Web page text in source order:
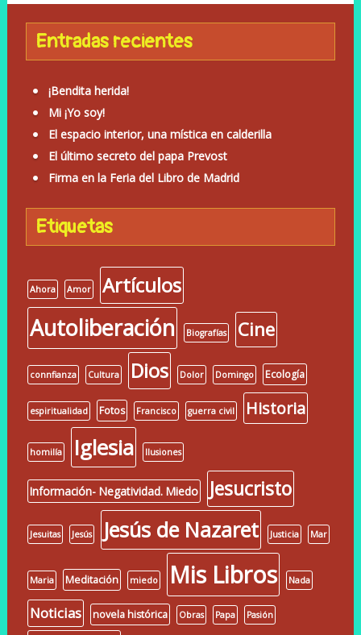
Entradas recientes
¡Bendita herida!
Mi ¡Yo soy!
El espacio interior, una mística en calderilla
El último secreto del papa Prevost
Firma en la Feria del Libro de Madrid
Etiquetas
Ahora Amor Artículos
Autoliberación Biografías Cine
connfianza Cultura Dios Dolor Domingo Ecología
espiritualidad Fotos Francisco guerra civil Historia
homilía Iglesia Ilusiones
Información- Negatividad. Miedo Jesucristo
Jesuitas Jesús Jesús de Nazaret Justicia Mar
Maria Meditación miedo Mis Libros Nada
Noticias novela histórica Obras Papa Pasión